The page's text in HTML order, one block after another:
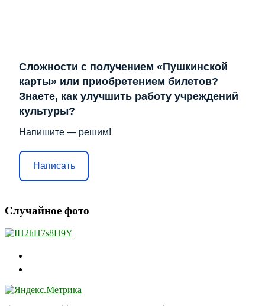
Сложности с получением «Пушкинской
карты» или приобретением билетов?
Знаете, как улучшить работу учреждений
культуры?
Напишите — решим!
Написать
Случайное фото